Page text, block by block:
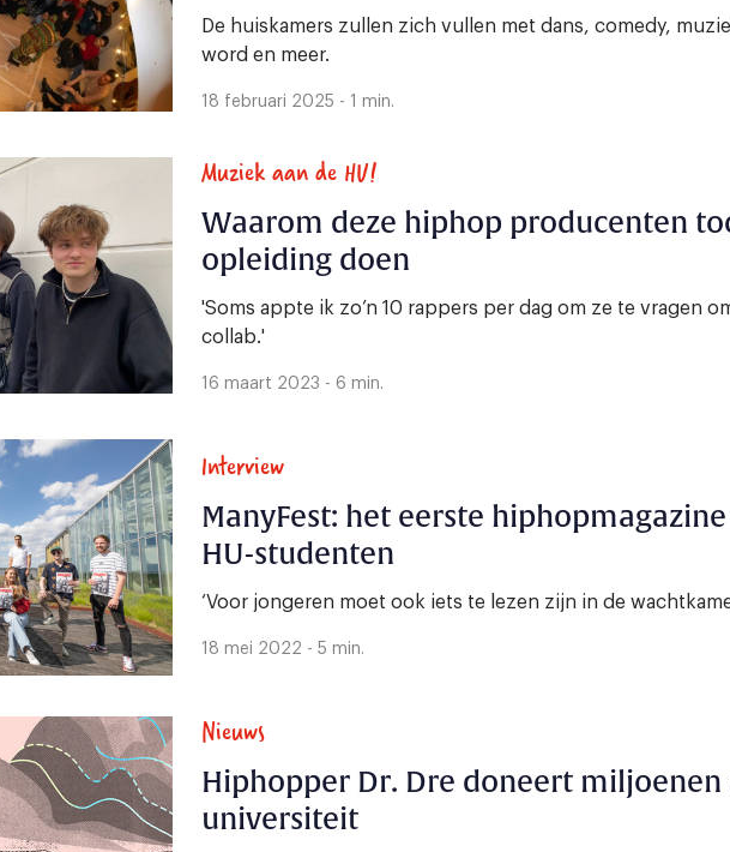
De huiskamers zullen zich vullen met dans, comedy,
word en meer.
18 februari 2025 - 1 min.
Muziek aan de HU!
Waarom deze hiphop producenten
opleiding doen
'Soms appte ik zo’n 10 rappers per dag om ze te vragen
collab.'
16 maart 2023 - 6 min.
Interview
ManyFest: het eerste
HU-studenten
‘Voor jongeren moet ook iets te lezen zijn in de
18 mei 2022 - 5 min.
Nieuws
Hiphopper Dr. Dre doneert miljoenen
universiteit